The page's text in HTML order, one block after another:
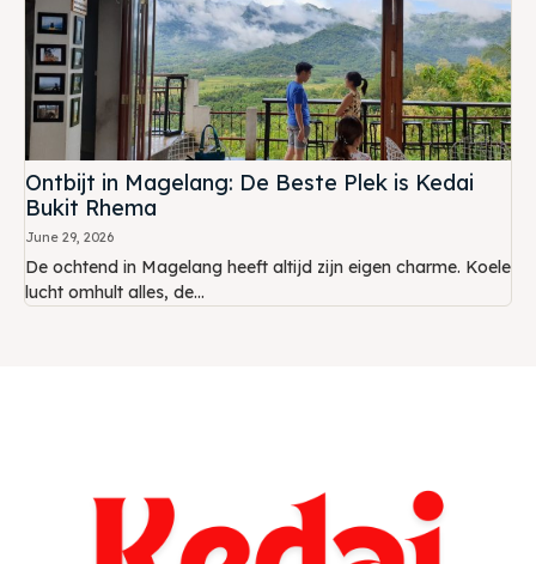
Ontbijt in Magelang: De Beste Plek is Kedai
Bukit Rhema
June 29, 2026
De ochtend in Magelang heeft altijd zijn eigen charme. Koele
lucht omhult alles, de...